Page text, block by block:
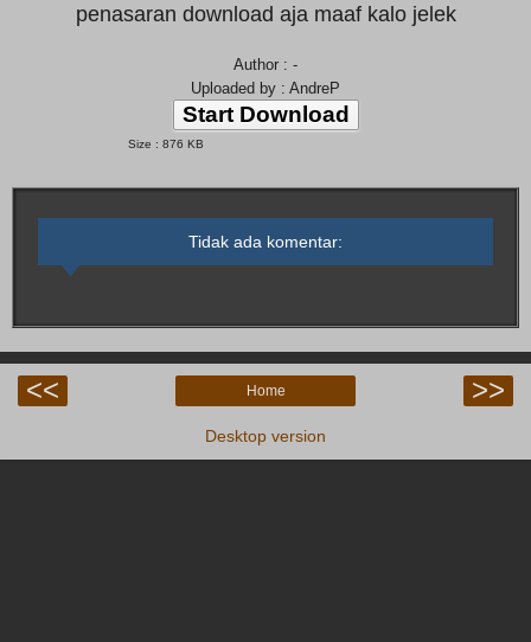
penasaran download aja maaf kalo jelek
Author : -
Uploaded by : AndreP
Start Download
Size : 876 KB
Tidak ada komentar:
<< >>
Home
Desktop version